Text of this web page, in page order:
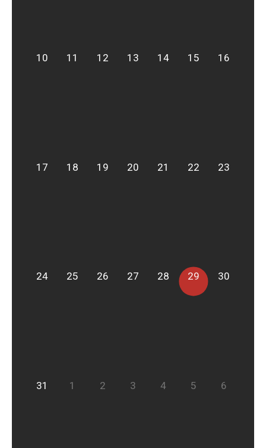
10 11 12 13 14 15 16
17 18 19 20 21 22 23
24 25 26 27 28 29 30
31 1 2 3 4 5 6